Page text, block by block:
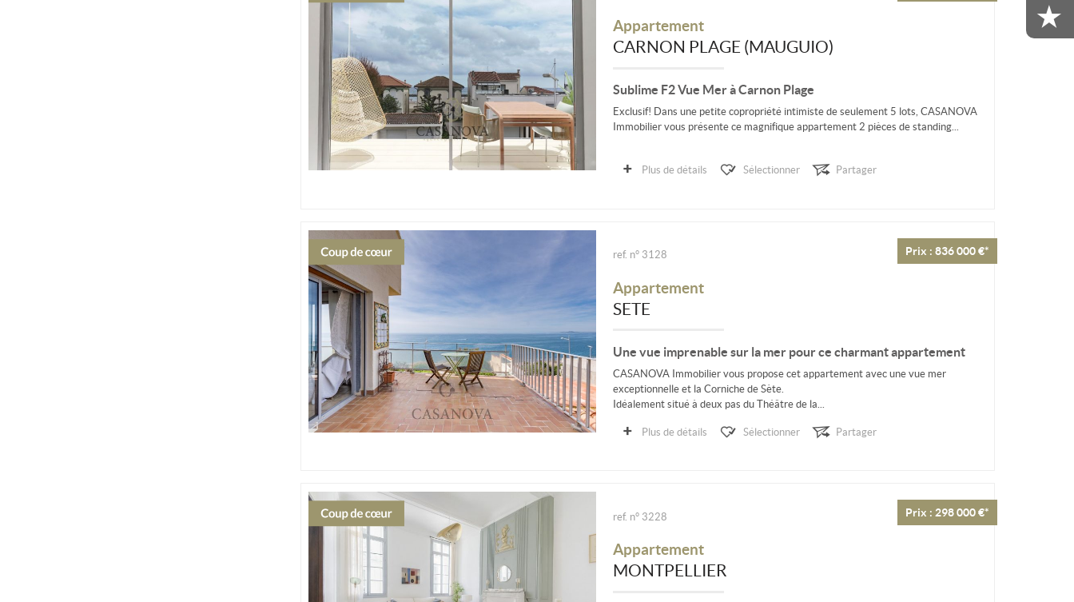
Appartement
CARNON PLAGE (MAUGUIO)
Sublime F2 Vue Mer à Carnon Plage
Exclusif! Dans une petite copropriété intimiste de seulement 5 lots, CASANOVA
Immobilier vous présente ce magnifique appartement 2 pièces de standing...
Plus de détails Sélectionner Partager
Prix : 836 000 €*
ref. n° 3128
Appartement
SETE
Une vue imprenable sur la mer pour ce charmant appartement
CASANOVA Immobilier vous propose cet appartement avec une vue mer
exceptionnelle et la Corniche de Sète.
Idéalement situé à deux pas du Théâtre de la...
Plus de détails Sélectionner Partager
Prix : 298 000 €*
ref. n° 3228
Appartement
MONTPELLIER